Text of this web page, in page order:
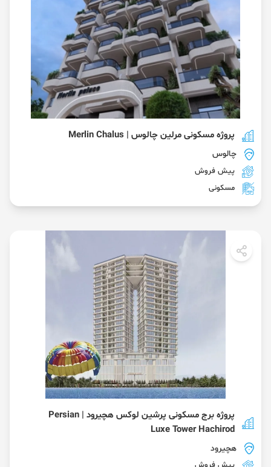
پروژه مسکونی مرلین چالوس | Merlin Chalus
چالوس
پیش فروش
مسکونی
پروژه برج مسکونی پرشین لوکس هچیرود | Persian
Luxe Tower Hachirod
هچیرود